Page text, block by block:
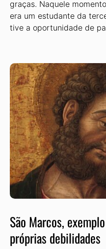
graças. Naquele
era um estudante da
tive a oportunidade de
São Marcos,
próprias debilidades